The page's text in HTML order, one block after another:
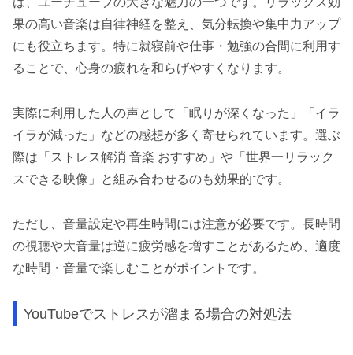
果の高い音楽は自律神経を整え、気分転換や集中力アップ
にも役立ちます。特に就寝前や仕事・勉強の合間に利用す
ることで、心身の疲れを和らげやすくなります。
実際に利用した人の声として「眠りが深くなった」「イラ
イラが減った」などの感想が多く寄せられています。選ぶ
際は「ストレス解消 音楽 おすすめ」や「世界一リラック
スできる映像」と組み合わせるのも効果的です。
ただし、音量設定や再生時間には注意が必要です。長時間
の視聴や大音量は逆に疲労感を増すことがあるため、適度
な時間・音量で楽しむことがポイントです。
YouTubeでストレスが溜まる場合の対処法